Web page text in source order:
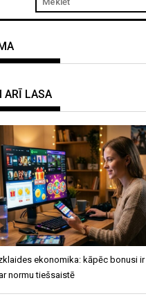
ARĪ LASA
ekonomika: kāpēc bonusi ir
normu tiešsaistē